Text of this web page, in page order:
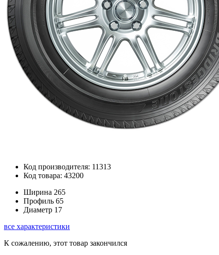
Код производителя: 11313
Код товара: 43200
Ширина 265
Профиль 65
Диаметр 17
все характеристики
К сожалению, этот товар закончился